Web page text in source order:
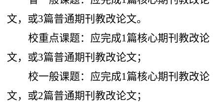
文，或3篇普通期刊教改论文。
校重点课题：应完成1篇核心期刊教改论
文，或3篇普通期刊教改论文；
校一般课题：应完成1篇核心期刊教改论
文，或2篇普通期刊教改论文；